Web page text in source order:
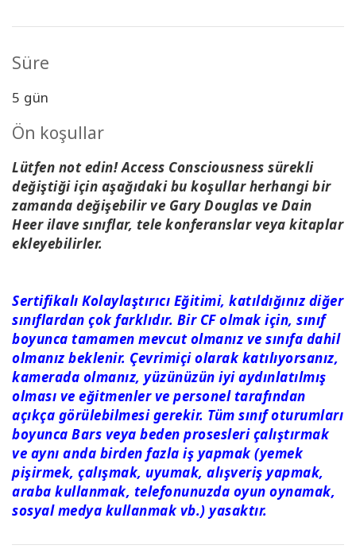
Süre
5 gün
Ön koşullar
Lütfen not edin! Access Consciousness sürekli
değiştiği için aşağıdaki bu koşullar herhangi bir
zamanda değişebilir ve Gary Douglas ve Dain
Heer ilave sınıflar, tele konferanslar veya kitaplar
ekleyebilirler.
Sertifikalı Kolaylaştırıcı Eğitimi, katıldığınız diğer
sınıflardan çok farklıdır. Bir CF olmak için, sınıf
boyunca tamamen mevcut olmanız ve sınıfa dahil
olmanız beklenir. Çevrimiçi olarak katılıyorsanız,
kamerada olmanız, yüzünüzün iyi aydınlatılmış
olması ve eğitmenler ve personel tarafından
açıkça görülebilmesi gerekir. Tüm sınıf oturumları
boyunca Bars veya beden prosesleri çalıştırmak
ve aynı anda birden fazla iş yapmak (yemek
pişirmek, çalışmak, uyumak, alışveriş yapmak,
araba kullanmak, telefonunuzda oyun oynamak,
sosyal medya kullanmak vb.) yasaktır.